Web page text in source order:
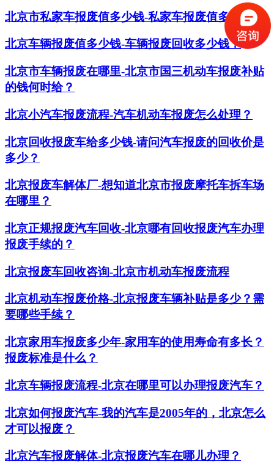
北京市私家车报废值多少钱-私家车报废值多少钱？
北京车辆报废值多少钱-车辆报废回收多少钱？
北京市车辆报废在哪里-北京市国三机动车报废补贴
的钱何时给？
北京小汽车报废流程-汽车机动车报废怎么处理？
北京回收报废车给多少钱-请问汽车报废的回收价是
多少？
北京报废车解体厂-想知道北京市报废摩托车拆车场
在哪里？
北京正规报废汽车回收-北京哪有回收报废汽车办理
报废手续的？
北京报废车回收咨询-北京市机动车报废流程
北京机动车报废价格-北京报废车辆补贴是多少？需
要哪些手续？
北京家用车报废多少年-家用车的使用寿命有多长？
报废标准是什么？
北京车辆报废流程-北京在哪里可以办理报废汽车？
北京如何报废汽车-我的汽车是2005年的，北京怎么
才可以报废？
北京汽车报废解体-北京报废汽车在哪儿办理？